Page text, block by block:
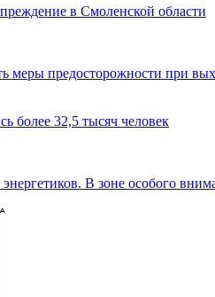
в Смоленской области
меры предосторожности при
более 32,5 тысяч человек
В зоне особого